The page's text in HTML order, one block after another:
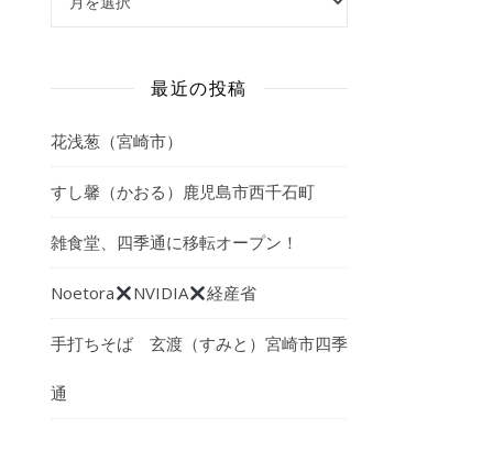
最近の投稿
花浅葱（宮崎市）
すし馨（かおる）鹿児島市西千石町
雑食堂、四季通に移転オープン！
Noetora NVIDIA 経産省
手打ちそば 玄渡（すみと）宮崎市四季
通